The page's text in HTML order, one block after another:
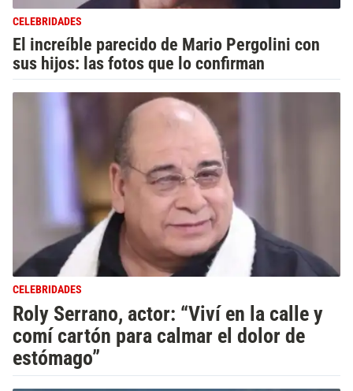
CELEBRIDADES
El increíble parecido de Mario Pergolini con
sus hijos: las fotos que lo confirman
CELEBRIDADES
Roly Serrano, actor: “Viví en la calle y
comí cartón para calmar el dolor de
estómago”